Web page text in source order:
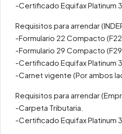
-Certificado Equifax Platinum
Requisitos para arrendar
-Formulario 22 Compacto
-Formulario 29 Compacto
-Certificado Equifax Platinum
-Carnet vigente (Por ambos
Requisitos para arrendar
-Carpeta Tributaria.
-Certificado Equifax Platinum